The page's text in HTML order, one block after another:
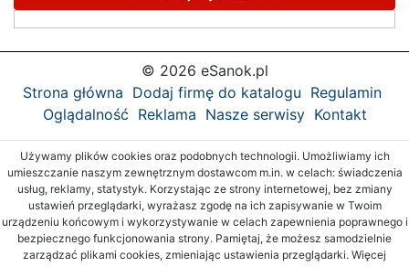
© 2026 eSanok.pl
Strona główna Dodaj firmę do katalogu Regulamin
Oglądalność Reklama Nasze serwisy Kontakt
Używamy plików cookies oraz podobnych technologii. Umożliwiamy ich
umieszczanie naszym zewnętrznym dostawcom m.in. w celach: świadczenia
usług, reklamy, statystyk. Korzystając ze strony internetowej, bez zmiany
ustawień przeglądarki, wyrażasz zgodę na ich zapisywanie w Twoim
urządzeniu końcowym i wykorzystywanie w celach zapewnienia poprawnego i
bezpiecznego funkcjonowania strony. Pamiętaj, że możesz samodzielnie
zarządzać plikami cookies, zmieniając ustawienia przeglądarki. Więcej